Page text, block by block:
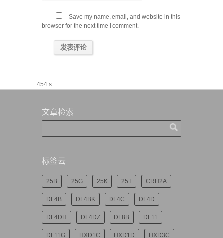
Save my name, email, and website in this
browser for the next time I comment.
454 s
文章检索
标签云
25B 25G 25K 25T CRH2A
DF4B DF4BK DF4C DF4D
DF4DH DF4DZ DF8B DF11
DF11G HXD1C HXD1D HXD3C